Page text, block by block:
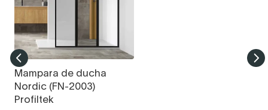
Mampara de ducha
Nordic (FN-2003)
Profiltek